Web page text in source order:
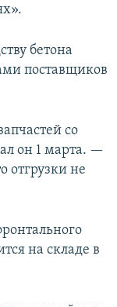
бетона
поставщиков
со
он 1 марта. —
отгрузки не
на складе в